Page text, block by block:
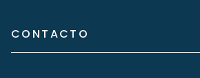
CONTACTO